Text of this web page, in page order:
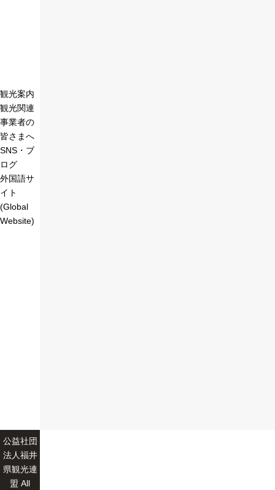
観光案内
観光関連
事業者の
皆さまへ
SNS・ブ
ログ
外国語サ
イト
(Global
Website)
公益社団
法人福井
県観光連
盟 All